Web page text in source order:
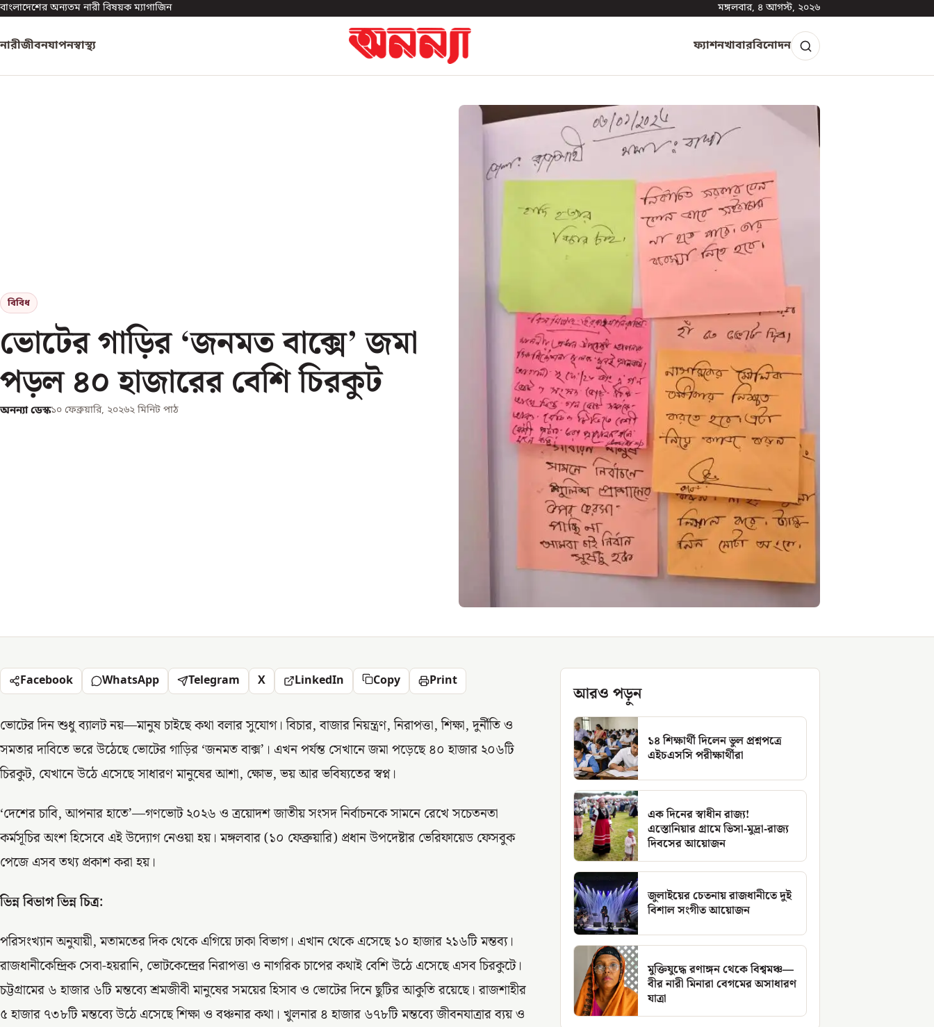
বাংলাদেশের অন্যতম নারী বিষয়ক ম্যাগাজিন মঙ্গলবার, ৪ আগস্ট, ২০২৬
নারীজীবনযাপনস্বাস্থ্য ফ্যাশনখাবারবিনোদন
বিবিধ
ভোটের গাড়ির ‘জনমত বাক্সে’ জমা
পড়ল ৪০ হাজারের বেশি চিরকুট
অনন্যা ডেস্ক১০ ফেব্রুয়ারি, ২০২৬২ মিনিট পাঠ
Facebook WhatsApp Telegram X LinkedIn Copy Print
ভোটের দিন শুধু ব্যালট নয়—মানুষ চাইছে কথা বলার সুযোগ। বিচার, বাজার নিয়ন্ত্রণ, নিরাপত্তা, শিক্ষা, দুর্নীতি ও
সমতার দাবিতে ভরে উঠেছে ভোটের গাড়ির ‘জনমত বাক্স’। এখন পর্যন্ত সেখানে জমা পড়েছে ৪০ হাজার ২০৬টি
চিরকুট, যেখানে উঠে এসেছে সাধারণ মানুষের আশা, ক্ষোভ, ভয় আর ভবিষ্যতের স্বপ্ন।
‘দেশের চাবি, আপনার হাতে’—গণভোট ২০২৬ ও ত্রয়োদশ জাতীয় সংসদ নির্বাচনকে সামনে রেখে সচেতনতা
কর্মসূচির অংশ হিসেবে এই উদ্যোগ নেওয়া হয়। মঙ্গলবার (১০ ফেব্রুয়ারি) প্রধান উপদেষ্টার ভেরিফায়েড ফেসবুক
পেজে এসব তথ্য প্রকাশ করা হয়।
ভিন্ন বিভাগ ভিন্ন চিত্র:
পরিসংখ্যান অনুযায়ী, মতামতের দিক থেকে এগিয়ে ঢাকা বিভাগ। এখান থেকে এসেছে ১০ হাজার ২১৬টি মন্তব্য।
রাজধানীকেন্দ্রিক সেবা-হয়রানি, ভোটকেন্দ্রের নিরাপত্তা ও নাগরিক চাপের কথাই বেশি উঠে এসেছে এসব চিরকুটে।
চট্টগ্রামের ৬ হাজার ৬টি মন্তব্যে শ্রমজীবী মানুষের সময়ের হিসাব ও ভোটের দিনে ছুটির আকুতি রয়েছে। রাজশাহীর
৫ হাজার ৭৩৮টি মন্তব্যে উঠে এসেছে শিক্ষা ও বঞ্চনার কথা। খুলনার ৪ হাজার ৬৭৮টি মন্তব্যে জীবনযাত্রার ব্যয় ও
আরও পড়ুন
১৪ শিক্ষার্থী দিলেন ভুল প্রশ্নপত্রে
এইচএসসি পরীক্ষার্থীরা
এক দিনের স্বাধীন রাজ্য!
এস্তোনিয়ার গ্রামে ভিসা-মুদ্রা-রাজ্য
দিবসের আয়োজন
জুলাইয়ের চেতনায় রাজধানীতে দুই
বিশাল সংগীত আয়োজন
মুক্তিযুদ্ধে রণাঙ্গন থেকে বিশ্বমঞ্চ—
বীর নারী মিনারা বেগমের অসাধারণ
যাত্রা